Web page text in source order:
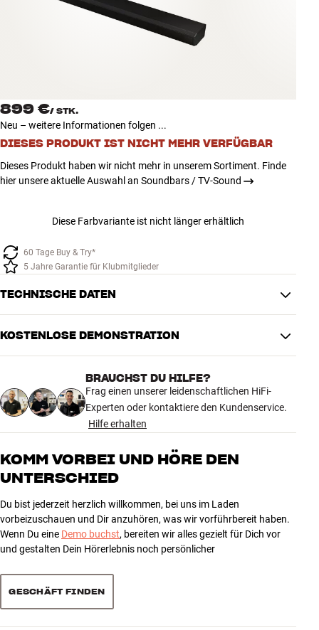
NEUHEITEN
Anmelden
Bauen mit Klang
899 €/ STK.
Neu – weitere Informationen folgen ...
DIESES PRODUKT IST NICHT MEHR VERFÜGBAR
Dieses Produkt haben wir nicht mehr in unserem Sortiment. Finde
hier unsere aktuelle Auswahl an Soundbars / TV-Sound
Diese Farbvariante ist nicht länger erhältlich
60 Tage Buy & Try*
5 Jahre Garantie für Klubmitglieder
TECHNISCHE DATEN
VERBINDUNGEN
Ausgabe
PRODUKTDATEN
Subwoofer enthalten
Ja
Technologien
Alexa, Dolby Atmos
Sprachsteuerung
MASSE UND DESIGN
Farbe
Schwarz
Gewicht (kg)
11
Maße (Verpackung)
KOSTENLOSE DEMONSTRATION
BRAUCHST DU HILFE?
Frag einen unserer leidenschaftlichen HiFi-
Experten oder kontaktiere den Kundenservice.
Hilfe erhalten
KOMM VORBEI UND HÖRE DEN
UNTERSCHIED
Du bist jederzeit herzlich willkommen, bei uns im Laden
vorbeizuschauen und Dir anzuhören, was wir vorführbereit haben.
Wenn Du eine Demo buchst, bereiten wir alles gezielt für Dich vor
und gestalten Dein Hörerlebnis noch persönlicher
GESCHÄFT FINDEN